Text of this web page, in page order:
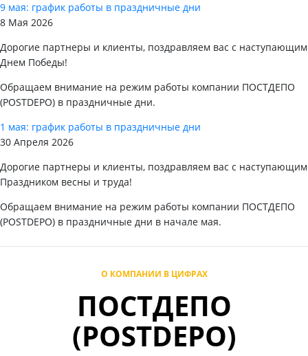
9 мая: график работы в праздничные дни
8 Мая 2026
Дорогие партнеры и клиенты, поздравляем вас с наступающим
Днем Победы!
Обращаем внимание на режим работы компании ПОСТДЕПО
(POSTDEPO) в праздничные дни.
1 мая: график работы в праздничные дни
30 Апреля 2026
Дорогие партнеры и клиенты, поздравляем вас с наступающим
Праздником весны и труда!
Обращаем внимание на режим работы компании ПОСТДЕПО
(POSTDEPO) в праздничные дни в начале мая.
О КОМПАНИИ В ЦИФРАХ
ПОСТДЕПО
(POSTDEPO)